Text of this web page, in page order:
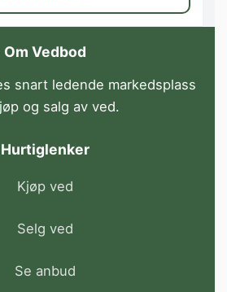
Om Vedbod
snart ledende markedsplass
og salg av ved.
Hurtiglenker
Kjøp ved
Selg ved
Se anbud